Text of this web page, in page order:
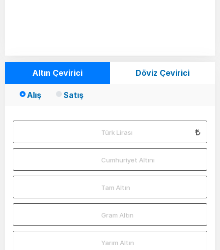
Altın Çevirici Döviz Çevirici
Alış Satış
Türk Lirası
Cumhuriyet Altını
Tam Altın
Gram Altın
Yarım Altın